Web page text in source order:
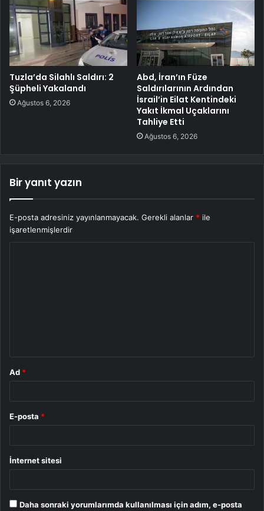
Tuzla’da Silahlı Saldırı: 2
Şüpheli Yakalandı
Ağustos 6, 2026
Abd, İran’ın Füze
Saldırılarının Ardından
İsrail’in Eilat Kentindeki
Yakıt İkmal Uçaklarını
Tahliye Etti
Ağustos 6, 2026
Bir yanıt yazın
E-posta adresiniz yayınlanmayacak. Gerekli alanlar * ile
işaretlenmişlerdir
Ad *
E-posta *
İnternet sitesi
Daha sonraki yorumlarımda kullanılması için adım, e-posta